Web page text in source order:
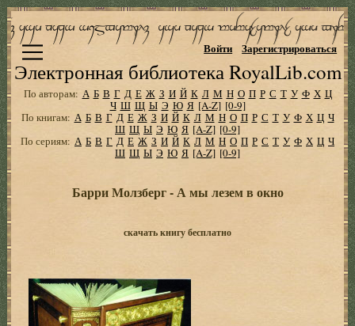
Электронная библиотека RoyalLib.com
Войти Зарегистрироваться
По авторам: А Б В Г Д Е Ж З И Й К Л М Н О П Р С Т У Ф Х Ц
Ч Ш Щ Ы Э Ю Я [A-Z] [0-9]
По книгам: А Б В Г Д Е Ж З И Й К Л М Н О П Р С Т У Ф Х Ц Ч
Ш Щ Ы Э Ю Я [A-Z] [0-9]
По сериям: А Б В Г Д Е Ж З И Й К Л М Н О П Р С Т У Ф Х Ц Ч
Ш Щ Ы Э Ю Я [A-Z] [0-9]
Барри Молзберг - А мы лезем в окно
скачать книгу бесплатно